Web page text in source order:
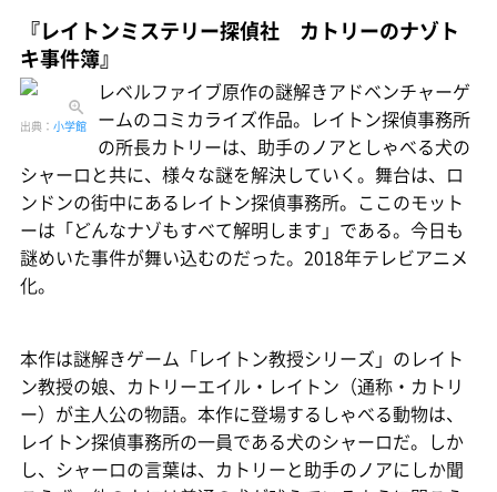
『レイトンミステリー探偵社 カトリーのナゾト
キ事件簿』
出典： 小学館
レベルファイブ原作の謎解きアドベンチャーゲ
ームのコミカライズ作品。レイトン探偵事務所
の所長カトリーは、助手のノアとしゃべる犬の
シャーロと共に、様々な謎を解決していく。舞台は、ロ
ンドンの街中にあるレイトン探偵事務所。ここのモット
ーは「どんなナゾもすべて解明します」である。今日も
謎めいた事件が舞い込むのだった。2018年テレビアニメ
化。
本作は謎解きゲーム「レイトン教授シリーズ」のレイト
ン教授の娘、カトリーエイル・レイトン（通称・カトリ
ー）が主人公の物語。本作に登場するしゃべる動物は、
レイトン探偵事務所の一員である犬のシャーロだ。しか
し、シャーロの言葉は、カトリーと助手のノアにしか聞